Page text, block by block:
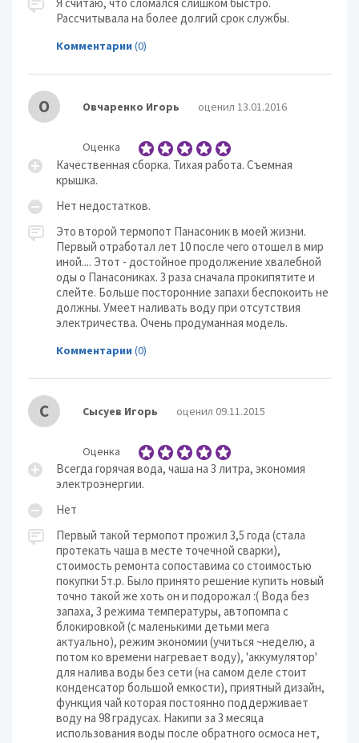
Рассчитывала на более долгий срок службы.
Комментарии (0)
О Овчаренко Игорь оценил 13.01.2016
Оценка
Качественная сборка. Тихая работа. Съемная
крышка.
Нет недостатков.
Это второй термопот Панасоник в моей жизни.
Первый отработал лет 10 после чего отошел в мир
иной.... Этот - достойное продолжение хвалебной
оды о Панасониках. 3 раза сначала прокипятите и
слейте. Больше посторонние запахи беспокоить не
должны. Умеет наливать воду при отсутствия
электричества. Очень продуманная модель.
Комментарии (0)
С Сысуев Игорь оценил 09.11.2015
Оценка
Всегда горячая вода, чаша на 3 литра, экономия
электроэнергии.
Нет
Первый такой термопот прожил 3,5 года (стала
протекать чаша в месте точечной сварки),
стоимость ремонта сопоставима со стоимостью
покупки 5т.р. Было принято решение купить новый
точно такой же хоть он и подорожал :( Вода без
запаха, 3 режима температуры, автопомпа с
блокировкой (с маленькими детьми мега
актуально), режим экономии (учиться ~неделю, а
потом ко времени нагревает воду), 'аккумулятор'
для налива воды без сети (на самом деле стоит
конденсатор большой емкости), приятный дизайн,
функция чай которая постоянно поддерживает
воду на 98 градусах. Накипи за 3 месяца
использования воды после обратного осмоса нет,